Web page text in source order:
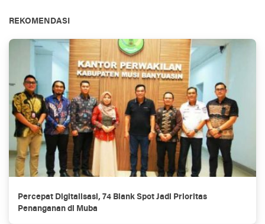
REKOMENDASI
Percepat Digitalisasi, 74 Blank Spot Jadi Prioritas
Penanganan di Muba